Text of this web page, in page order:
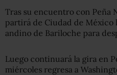
Tras su encuentro con Peña
partirá de Ciudad de México
andino de Bariloche para
Luego continuará la gira en
miércoles regresa a